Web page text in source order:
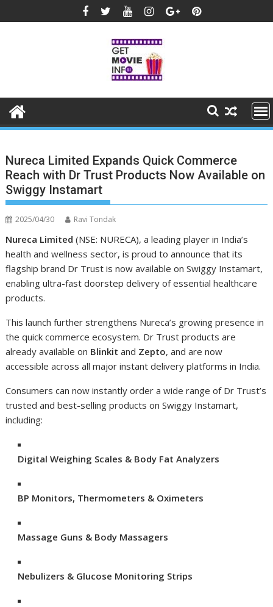
to
Nureca Limited Expands Quick Commerce
Reach with Dr Trust Products Now Available on
Swiggy Instamart
2025/04/30 Ravi Tondak
Nureca Limited (NSE: NURECA), a leading player in India’s
health and wellness sector, is proud to announce that its
flagship brand Dr Trust is now available on Swiggy Instamart,
enabling ultra-fast doorstep delivery of essential healthcare
products.
This launch further strengthens Nureca’s growing presence in
the quick commerce ecosystem. Dr Trust products are
already available on Blinkit and Zepto, and are now
accessible across all major instant delivery platforms in India.
Consumers can now instantly order a wide range of Dr Trust’s
trusted and best-selling products on Swiggy Instamart,
including:
Digital Weighing Scales & Body Fat Analyzers
BP Monitors, Thermometers & Oximeters
Massage Guns & Body Massagers
Nebulizers & Glucose Monitoring Strips